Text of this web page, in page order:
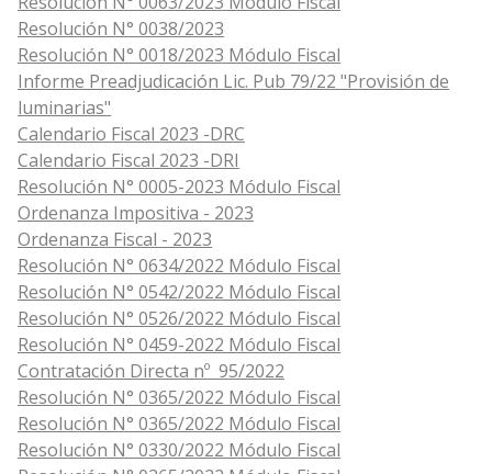
Resolución N° 0038/2023
Resolución N° 0018/2023 Módulo Fiscal
Informe Preadjudicación Lic. Pub 79/22 "Provisión de
luminarias"
Calendario Fiscal 2023 -DRC
Calendario Fiscal 2023 -DRI
Resolución N° 0005-2023 Módulo Fiscal
Ordenanza Impositiva - 2023
Ordenanza Fiscal - 2023
Resolución N° 0634/2022 Módulo Fiscal
Resolución N° 0542/2022 Módulo Fiscal
Resolución N° 0526/2022 Módulo Fiscal
Resolución N° 0459-2022 Módulo Fiscal
Contratación Directa nº 95/2022
Resolución N° 0365/2022 Módulo Fiscal
Resolución N° 0365/2022 Módulo Fiscal
Resolución N° 0330/2022 Módulo Fiscal